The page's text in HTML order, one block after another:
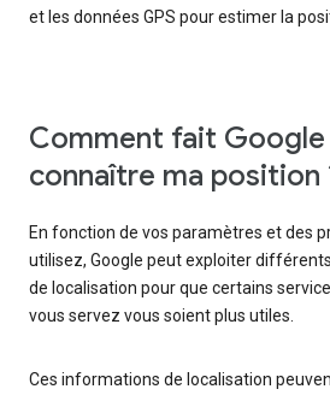
et les données GPS pour estimer la
Comment fait
connaître ma position
En fonction de vos paramètres et des
utilisez, Google peut exploiter
de localisation pour que certains
vous servez vous soient plus utiles.
Ces informations de localisation